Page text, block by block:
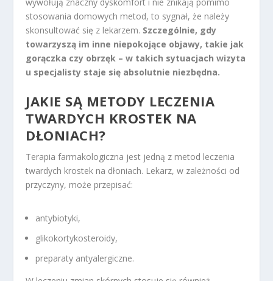
stosowania domowych metod, to sygnał, że należy
skonsultować się z lekarzem. Szczególnie, gdy
towarzyszą im inne niepokojące objawy, takie jak
gorączka czy obrzęk – w takich sytuacjach wizyta
u specjalisty staje się absolutnie niezbędna.
JAKIE SĄ METODY LECZENIA
TWARDYCH KROSTEK NA
DŁONIACH?
Terapia farmakologiczna jest jedną z metod leczenia
twardych krostek na dłoniach. Lekarz, w zależności od
przyczyny, może przepisać:
antybiotyki,
glikokortykosteroidy,
preparaty antyalergiczne.